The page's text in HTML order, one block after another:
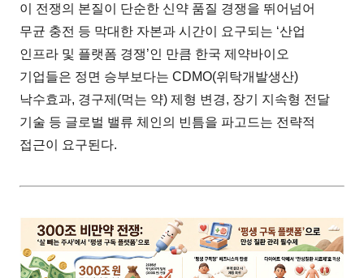
이 전쟁의 본질이 단순한 신약 품질 경쟁을 뛰어넘어
무균 충전 등 막대한 자본과 시간이 요구되는 ‘산업
인프라 및 플랫폼 경쟁’인 만큼 한국 제약바이오
기업들은 정면 승부보다는 CDMO(위탁개발생산)
낙수효과, 경구제(먹는 약) 제형 변경, 장기 지속형 전달
기술 등 글로벌 밸류 체인의 빈틈을 파고드는 전략적
접근이 요구된다.